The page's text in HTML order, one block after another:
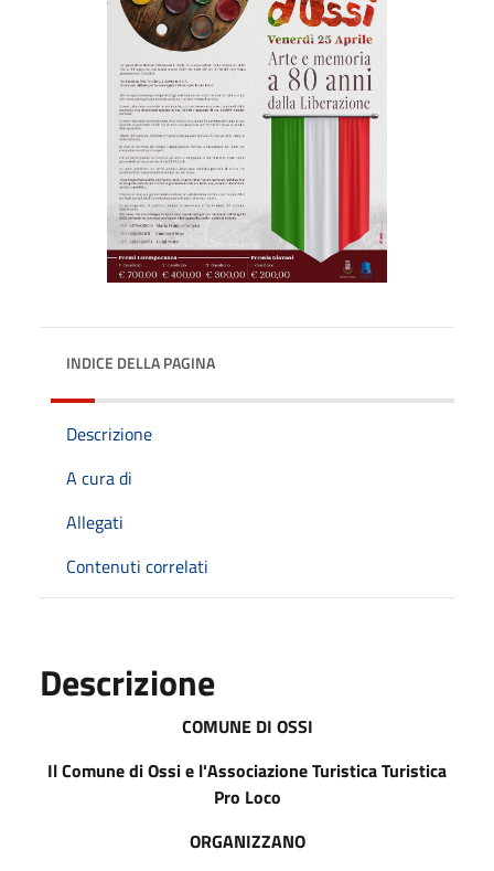
INDICE DELLA PAGINA
Descrizione
A cura di
Allegati
Contenuti correlati
Descrizione
COMUNE DI OSSI
Il Comune di Ossi e l'Associazione Turistica Turistica
Pro Loco
ORGANIZZANO